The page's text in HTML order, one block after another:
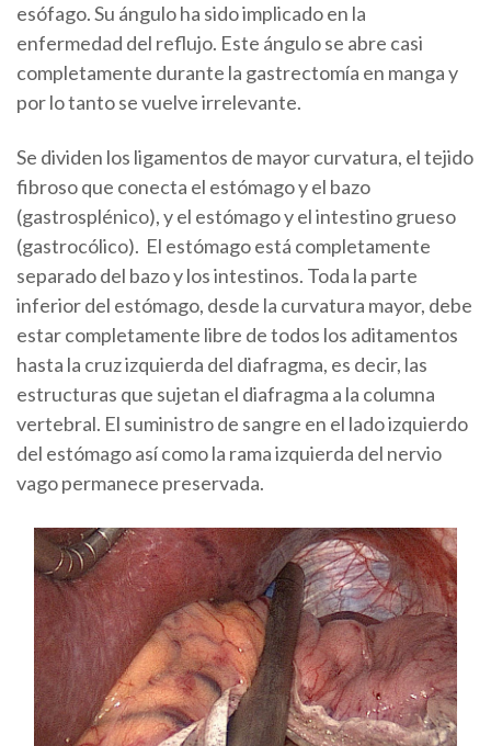
esófago. Su ángulo ha sido implicado en la
enfermedad del reflujo. Este ángulo se abre casi
completamente durante la gastrectomía en manga y
por lo tanto se vuelve irrelevante.
Se dividen los ligamentos de mayor curvatura, el tejido
fibroso que conecta el estómago y el bazo
(gastrosplénico), y el estómago y el intestino grueso
(gastrocólico). El estómago está completamente
separado del bazo y los intestinos. Toda la parte
inferior del estómago, desde la curvatura mayor, debe
estar completamente libre de todos los aditamentos
hasta la cruz izquierda del diafragma, es decir, las
estructuras que sujetan el diafragma a la columna
vertebral. El suministro de sangre en el lado izquierdo
del estómago así como la rama izquierda del nervio
vago permanece preservada.